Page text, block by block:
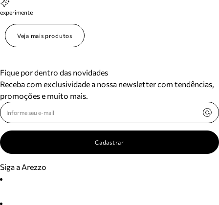
experimente
Veja mais produtos
Fique por dentro das novidades
Receba com exclusividade a nossa newsletter com tendências,
promoções e muito mais.
Cadastrar
Siga a Arezzo